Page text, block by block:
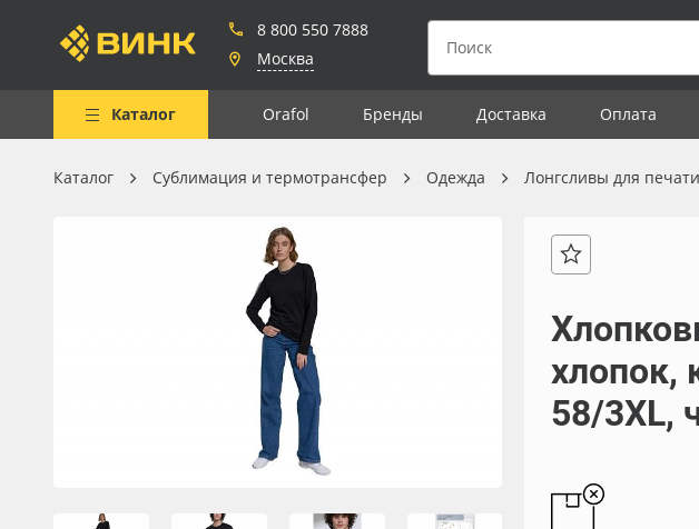
8 800 550 7888
Москва
Каталог Orafol Бренды Доставка Оплата
Весь каталог
Рулонные материалы
Самоклеящиеся плёнки
Листовые материалы
Клей, скотчи и крепёж
Мобильные конструкции и
Каталог Сублимация и термотрансфер Одежда Лонгсливы для печати
хлопок,
58/3XL,